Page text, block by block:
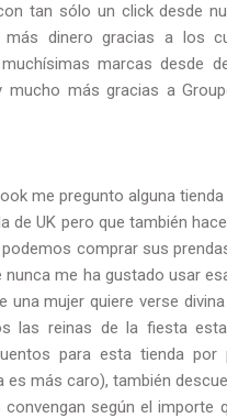
tan sólo un click desde
más dinero gracias a los
marcas desde
mucho más gracias a
me pregunto alguna
de UK pero que también
comprar sus
me ha gustado usar
una mujer quiere verse
las reinas de la fiesta
para esta tienda
es más caro), también
según el